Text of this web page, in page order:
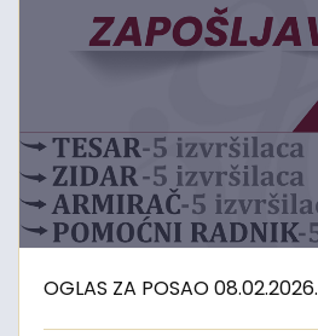
OGLAS ZA POSAO 08.02.2026.